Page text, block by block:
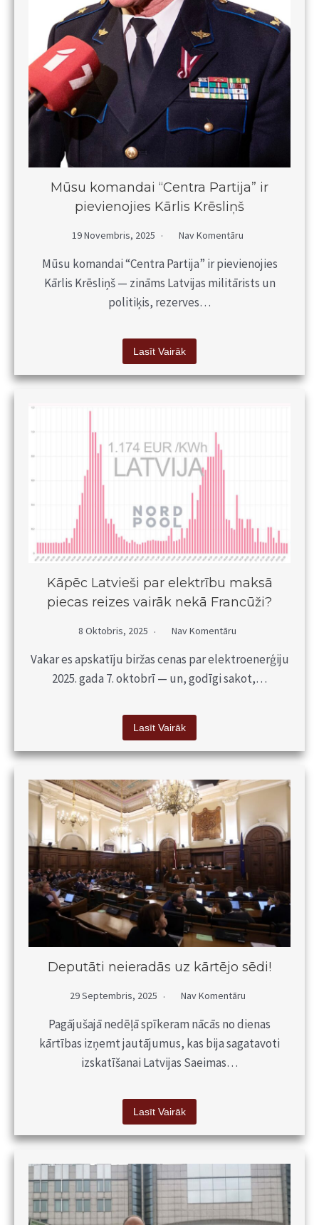
Mūsu komandai “Centra Partija” ir
pievienojies Kārlis Krēsliņš
19 Novembris, 2025 Nav Komentāru
Mūsu komandai “Centra Partija” ir pievienojies
Kārlis Krēsliņš — zināms Latvijas militārists un
politiķis, rezerves…
Lasīt Vairāk
Kāpēc Latvieši par elektrību maksā
piecas reizes vairāk nekā Francūži?
8 Oktobris, 2025 Nav Komentāru
Vakar es apskatīju biržas cenas par elektroenerģiju
2025. gada 7. oktobrī — un, godīgi sakot,…
Lasīt Vairāk
Deputāti neieradās uz kārtējo sēdi!
29 Septembris, 2025 Nav Komentāru
Pagājušajā nedēļā spīkeram nācās no dienas
kārtības izņemt jautājumus, kas bija sagatavoti
izskatīšanai Latvijas Saeimas…
Lasīt Vairāk